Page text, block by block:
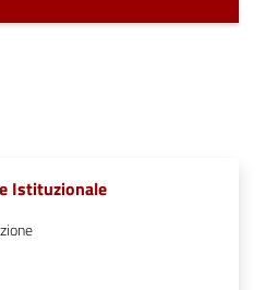
Istituzionale